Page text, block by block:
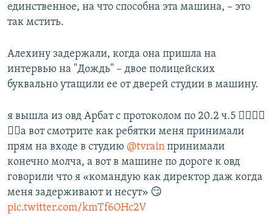
единственное, на что способна эта машина, – это
так мстить.
Алехину задержали, когда она пришла на
интервью на "Дождь" – двое полицейских
буквально утащили ее от дверей студии в машину.
я вышла из овд Арбат с протоколом по 20.2 ч.5 🏳️‍🌈🏳️‍🌈
🏳️‍🌈а вот смотрите как ребятки меня принимали
прям на входе в студию @tvrain принимали
конечно молча, а вот в машине по дороге к овд
говорили что я «командую как директор даж когда
меня задерживают и несут» 😏
pic.twitter.com/kmTf6OHc2V